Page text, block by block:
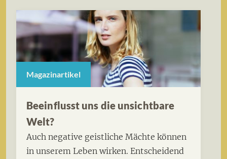
Magazinartikel
Beeinflusst uns die unsichtbare
Welt?
Auch negative geistliche Mächte können
in unserem Leben wirken. Entscheidend